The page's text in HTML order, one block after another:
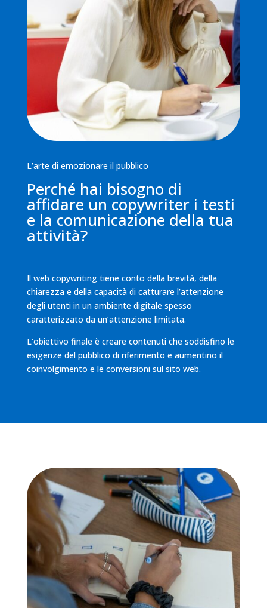
L’arte di emozionare il pubblico
Perché hai bisogno di
affidare un copywriter i testi
e la comunicazione della tua
attività?
Il web copywriting tiene conto della brevità, della
chiarezza e della capacità di catturare l’attenzione
degli utenti in un ambiente digitale spesso
caratterizzato da un’attenzione limitata.
L’obiettivo finale è creare contenuti che soddisfino le
esigenze del pubblico di riferimento e aumentino il
coinvolgimento e le conversioni sul sito web.